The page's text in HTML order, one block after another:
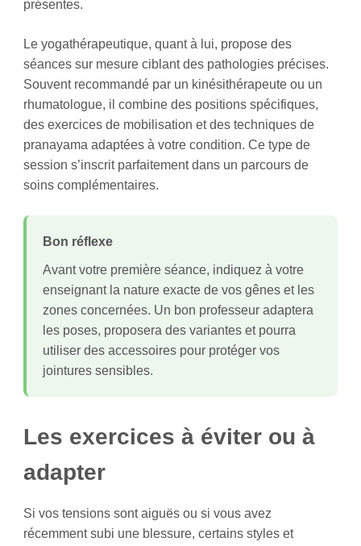
présentes.
Le yogathérapeutique, quant à lui, propose des
séances sur mesure ciblant des pathologies précises.
Souvent recommandé par un kinésithérapeute ou un
rhumatologue, il combine des positions spécifiques,
des exercices de mobilisation et des techniques de
pranayama adaptées à votre condition. Ce type de
session s’inscrit parfaitement dans un parcours de
soins complémentaires.
Bon réflexe
Avant votre première séance, indiquez à votre
enseignant la nature exacte de vos gênes et les
zones concernées. Un bon professeur adaptera
les poses, proposera des variantes et pourra
utiliser des accessoires pour protéger vos
jointures sensibles.
Les exercices à éviter ou à
adapter
Si vos tensions sont aiguës ou si vous avez
récemment subi une blessure, certains styles et